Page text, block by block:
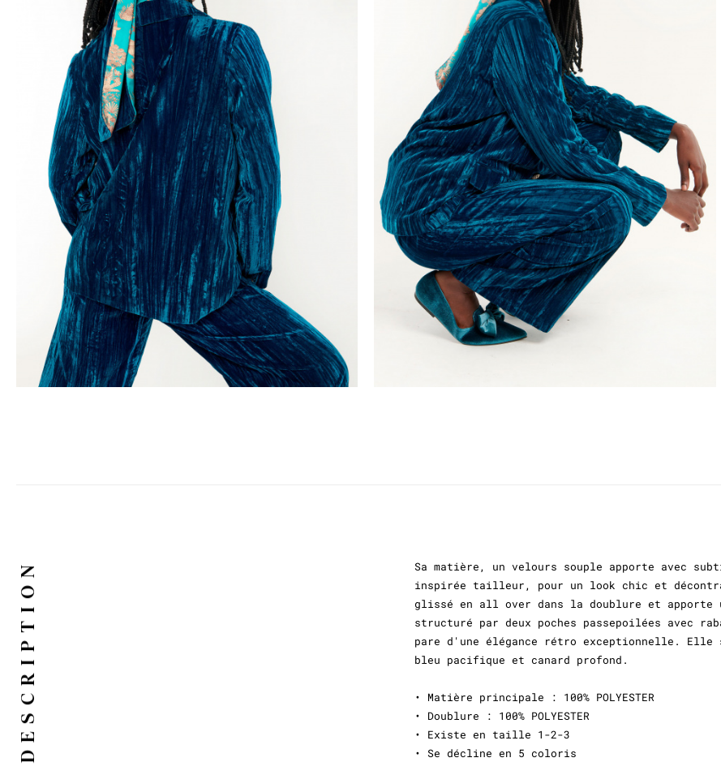
DESCRIPTION
Sa matière, un velours souple apporte avec
inspirée tailleur, pour un look chic et
glissé en all over dans la doublure et apporte
structuré par deux poches passepoilées avec
pare d'une élégance rétro exceptionnelle.
bleu pacifique et canard profond.
• Matière principale : 100% POLYESTER
• Doublure : 100% POLYESTER
• Existe en taille 1-2-3
• Se décline en 5 coloris